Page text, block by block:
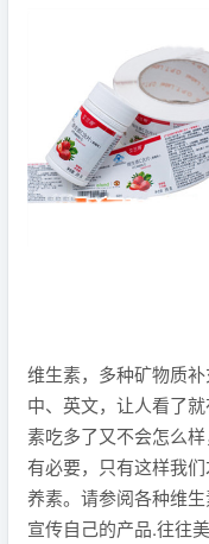
维生素，多种矿物质
中、英文，让人看了
素吃多了又不会怎么
有必要，只有这样我
养素。请参阅各种维
宣传自己的产品.往往